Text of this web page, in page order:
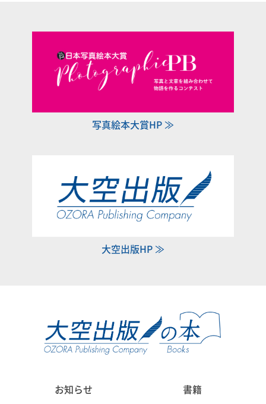
写真絵本大賞HP ≫
大空出版HP ≫
お知らせ 書籍